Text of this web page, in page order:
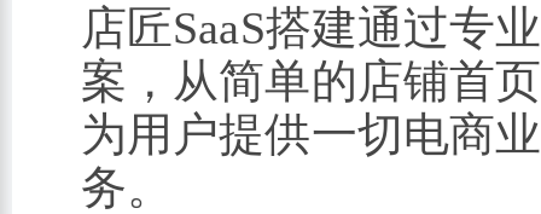
店匠SaaS搭建通过专
案，从简单的店铺首
为用户提供一切电商
务。